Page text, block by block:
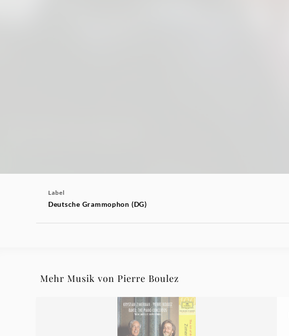
Label
Deutsche Grammophon (DG)
Mehr Musik von Pierre Boulez